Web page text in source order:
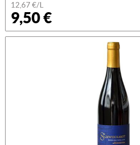
12,67 €/L
9,50 €